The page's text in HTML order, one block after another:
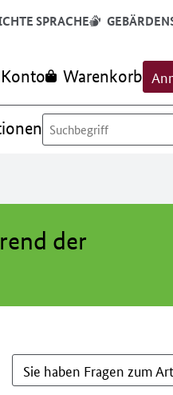
SPRACHE
Konto Warenkorb
der
Sie haben Fragen zum